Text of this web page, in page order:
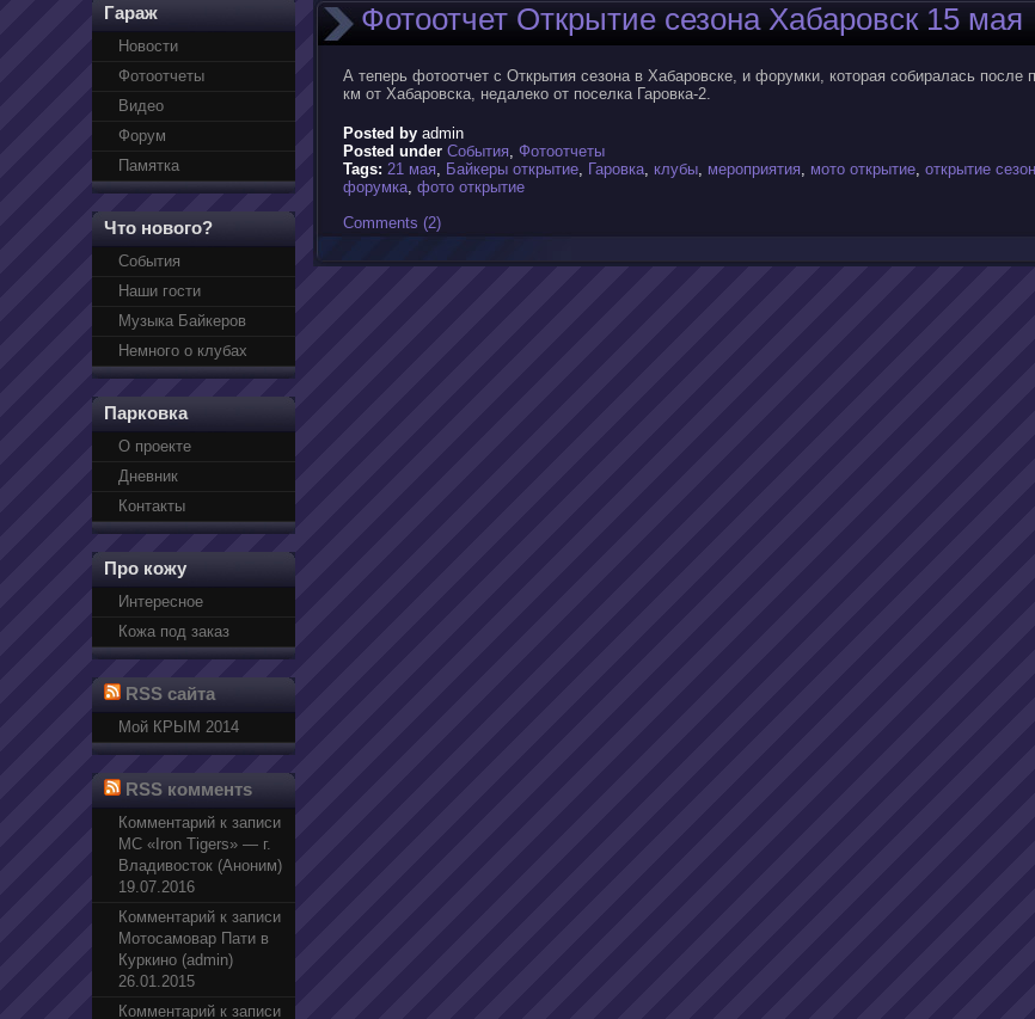
Гараж
Новости
Фотоотчеты
Видео
Форум
Памятка
Что нового?
События
Наши гости
Музыка Байкеров
Немного о клубах
Парковка
О проекте
Дневник
Контакты
Про кожу
Интересное
Кожа под заказ
RSS сайта
Мой КРЫМ 2014
RSS комментs
Комментарий к записи
МС «Iron Tigers» — г.
Владивосток (Аноним)
19.07.2016
Комментарий к записи
Мотосамовар Пати в
Куркино (admin)
26.01.2015
Комментарий к записи
Фотоотчет Открытие сезона Хабаровск 15 мая
А теперь фотоотчет с Открытия сезона в Хабаровске, и форумки, которая собиралась после
км от Хабаровска, недалеко от поселка Гаровка-2.
Posted by admin
Posted under События, Фотоотчеты
Tags: 21 мая, Байкеры открытие, Гаровка, клубы, мероприятия, мото открытие, открытие
форумка, фото открытие
Comments (2)